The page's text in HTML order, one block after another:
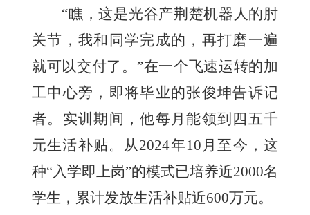
“瞧，这是光谷产荆楚机器人的肘
关节，我和同学完成的，再打磨一遍
就可以交付了。”在一个飞速运转的加
工中心旁，即将毕业的张俊坤告诉记
者。实训期间，他每月能领到四五千
元生活补贴。从2024年10月至今，这
种“入学即上岗”的模式已培养近2000名
学生，累计发放生活补贴近600万元。